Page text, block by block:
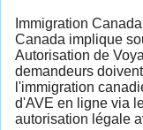
Immigration
Canada implique
Autorisation de
demandeurs
l'immigration
d'AVE en ligne via
autorisation légale